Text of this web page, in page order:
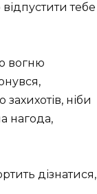
тебе
вогню
ніби
нагода,
дізнатися,